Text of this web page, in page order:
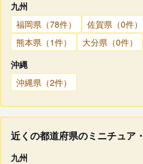
九州
福岡県（78件）
佐賀県（0件）
熊本県（1件）
大分県（0件）
沖縄
沖縄県（2件）
近くの都道府県のミニチュア
九州